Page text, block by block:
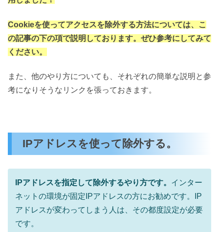
Cookieを使ってアクセスを除外する方法については、こ
の記事の下の項で説明しております。ぜひ参考にしてみて
ください。
また、他のやり方についても、それぞれの簡単な説明と参
考になりそうなリンクを張っておきます。
IPアドレスを使って除外する。
IPアドレスを指定して除外するやり方です。 インター
ネットの環境が固定IPアドレスの方にお勧めです。IP
アドレスが変わってしまう人は、その都度設定が必要
です。